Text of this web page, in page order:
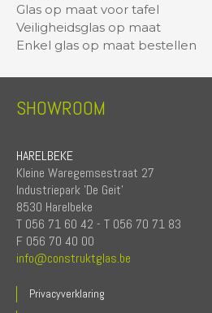
Glas op maat voor tafel
Veiligheidsglas op maat
Enkel glas op maat bestellen
SHOWROOM
HARELBEKE
Kleine Waregemsestraat 27
Industriepark 'De Geit'
8530 Harelbeke
T 056 71 60 42 - T 056 70 71 83
F 056 70 40 00
info@construktglas.be
Privacyverklaring